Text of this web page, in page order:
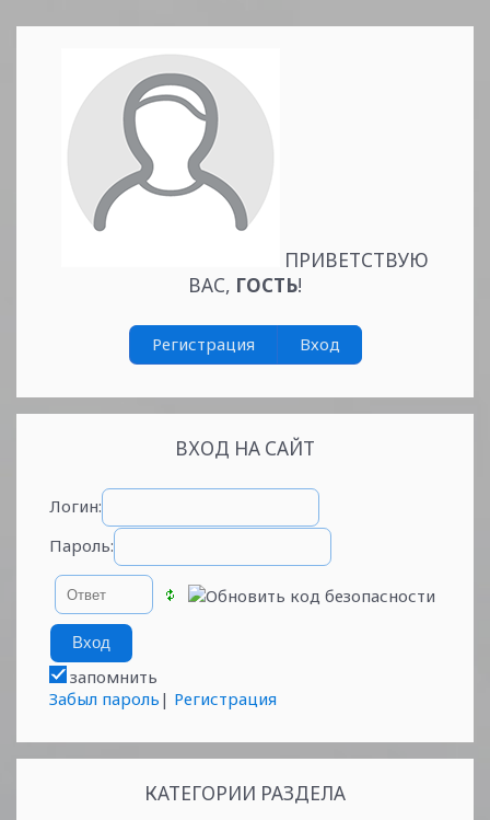
ПРИВЕТСТВУЮ
ВАС, ГОСТЬ!
Регистрация Вход
ВХОД НА САЙТ
Логин:
Пароль:
запомнить
Забыл пароль | Регистрация
КАТЕГОРИИ РАЗДЕЛА